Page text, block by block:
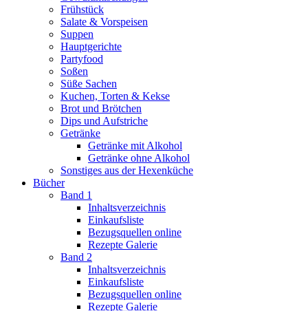
Frühstück
Salate & Vorspeisen
Suppen
Hauptgerichte
Partyfood
Soßen
Süße Sachen
Kuchen, Torten & Kekse
Brot und Brötchen
Dips und Aufstriche
Getränke
Getränke mit Alkohol
Getränke ohne Alkohol
Sonstiges aus der Hexenküche
Bücher
Band 1
Inhaltsverzeichnis
Einkaufsliste
Bezugsquellen online
Rezepte Galerie
Band 2
Inhaltsverzeichnis
Einkaufsliste
Bezugsquellen online
Rezepte Galerie